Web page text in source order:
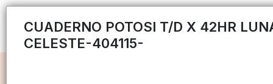
CUADERNO POTOSI T/D X 42HR
CELESTE-404115-